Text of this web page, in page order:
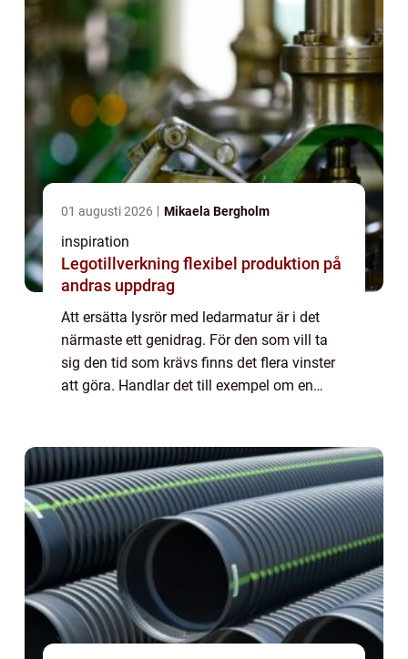
01 augusti 2026 Mikaela Bergholm
inspiration
Legotillverkning flexibel produktion på
andras uppdrag
Att ersätta lysrör med ledarmatur är i det
närmaste ett genidrag. För den som vill ta
sig den tid som krävs finns det flera vinster
att göra. Handlar det till exempel om en